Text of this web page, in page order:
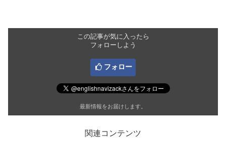
この記事が気に入ったら
フォローしよう
フォロー
最新情報をお届けします。
関連コンテンツ